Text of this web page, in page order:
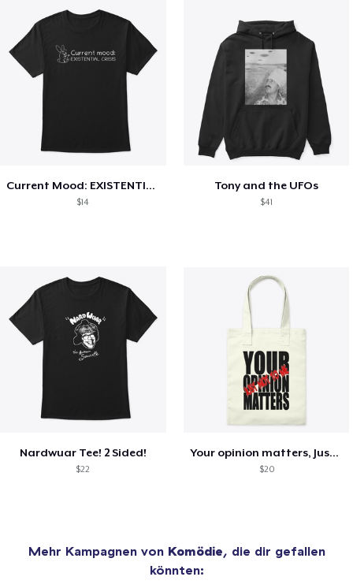
Current Mood: EXISTENTIAL CRISIS
$14
Tony and the UFOs
$41
Nardwuar Tee! 2 Sided!
$22
Your opinion matters, Just not to me!
$20
Mehr Kampagnen von Komödie, die dir gefallen
könnten: